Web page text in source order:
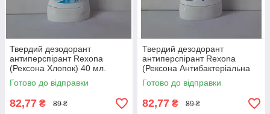
Твердий дезодорант
антиперспірант Rexona
(Рексона Хлопок) 40 мл.
Готово до відправки
82,77 ₴ 89 ₴
Твердий дезодорант
антиперспірант Rexona
(Рексона Антибактеріальна
свіжість ) 40 мл.
Готово до відправки
82,77 ₴ 89 ₴